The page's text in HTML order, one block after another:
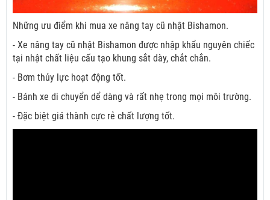
Những ưu điểm khi mua xe nâng tay cũ nhật Bishamon.
- Xe nâng tay cũ nhật Bishamon được nhập khẩu nguyên chiếc
tại nhật chất liệu cấu tạo khung sắt dày, chắt chắn.
- Bơm thủy lực hoạt động tốt.
- Bánh xe di chuyển dể dàng và rất nhẹ trong mọi môi trường.
- Đặc biệt giá thành cực rẻ chất lượng tốt.